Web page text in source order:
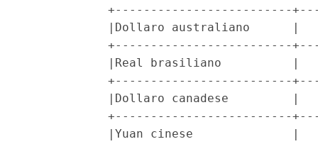
+-------------------------
|Dollaro australiano      |
+-------------------------
|Real brasiliano          |
+-------------------------
|Dollaro canadese         |
+-------------------------
|Yuan cinese              |